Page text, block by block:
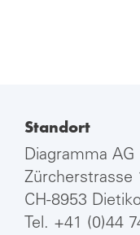
Standort
Diagramma AG
Zürcherstrasse
CH-8953
Tel. +41 (0)44